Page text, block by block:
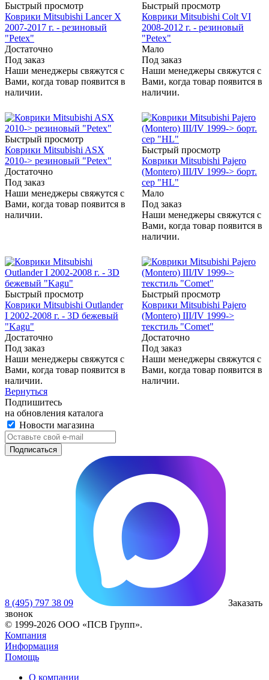
Быстрый просмотр
Коврики Mitsubishi Lancer X
2007-2017 г. - резиновый
"Petex"
Достаточно
Под заказ
Наши менеджеры свяжутся с
Вами, когда товар появится в
наличии.
Быстрый просмотр
Коврики Mitsubishi Colt VI
2008-2012 г. - резиновый
"Petex"
Мало
Под заказ
Наши менеджеры свяжутся с
Вами, когда товар появится в
наличии.
Быстрый просмотр
Коврики Mitsubishi ASX
2010-> резиновый "Petex"
Достаточно
Под заказ
Наши менеджеры свяжутся с
Вами, когда товар появится в
наличии.
Быстрый просмотр
Коврики Mitsubishi Pajero
(Montero) III/IV 1999-> борт.
сер "HL"
Мало
Под заказ
Наши менеджеры свяжутся с
Вами, когда товар появится в
наличии.
Быстрый просмотр
Коврики Mitsubishi Outlander
I 2002-2008 г. - 3D бежевый
"Kagu"
Достаточно
Под заказ
Наши менеджеры свяжутся с
Вами, когда товар появится в
наличии.
Быстрый просмотр
Коврики Mitsubishi Pajero
(Montero) III/IV 1999->
текстиль "Comet"
Достаточно
Под заказ
Наши менеджеры свяжутся с
Вами, когда товар появится в
наличии.
Вернуться
Подпишитесь
на обновления каталога
Новости магазина
8 (495) 797 38 09
Заказать
звонок
© 1999-2026 ООО «ПСВ Групп».
Компания
Информация
Помощь
О компании